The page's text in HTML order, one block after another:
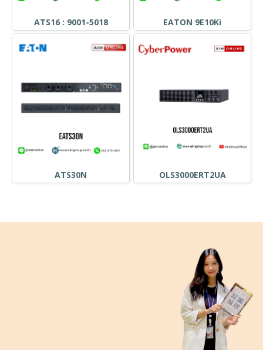
ATS16 : 9001-5018 EATON 9E10Ki
ATS30N OLS3000ERT2UA